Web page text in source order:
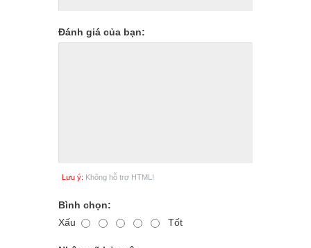
Đánh giá của bạn:
Lưu ý: Không hỗ trợ HTML!
Bình chọn:
Xấu
Tốt